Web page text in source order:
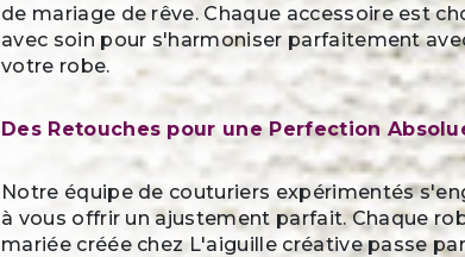
de mariage de rêve. Chaque accessoire est
avec soin pour s'harmoniser parfaitement
votre robe.
Des Retouches pour une Perfection
Notre équipe de couturiers expérimentés
à vous offrir un ajustement parfait. Chaque
mariée créée chez L'aiguille créative passe